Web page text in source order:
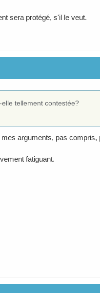
sera protégé, s'il le veut.
tellement contestée?
arguments, pas
fatiguant.